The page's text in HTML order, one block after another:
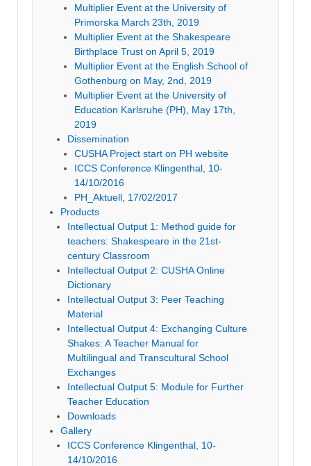
Multiplier Event at the University of
Primorska March 23th, 2019
Multiplier Event at the Shakespeare
Birthplace Trust on April 5, 2019
Multiplier Event at the English School of
Gothenburg on May, 2nd, 2019
Multiplier Event at the University of
Education Karlsruhe (PH), May 17th,
2019
Dissemination
CUSHA Project start on PH website
ICCS Conference Klingenthal, 10-
14/10/2016
PH_Aktuell, 17/02/2017
Products
Intellectual Output 1: Method guide for
teachers: Shakespeare in the 21st-
century Classroom
Intellectual Output 2: CUSHA Online
Dictionary
Intellectual Output 3: Peer Teaching
Material
Intellectual Output 4: Exchanging Culture
Shakes: A Teacher Manual for
Multilingual and Transcultural School
Exchanges
Intellectual Output 5: Module for Further
Teacher Education
Downloads
Gallery
ICCS Conference Klingenthal, 10-
14/10/2016